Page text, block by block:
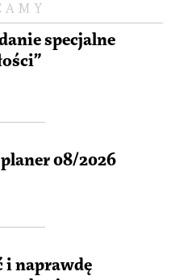
specjalne
08/2026
i naprawdę